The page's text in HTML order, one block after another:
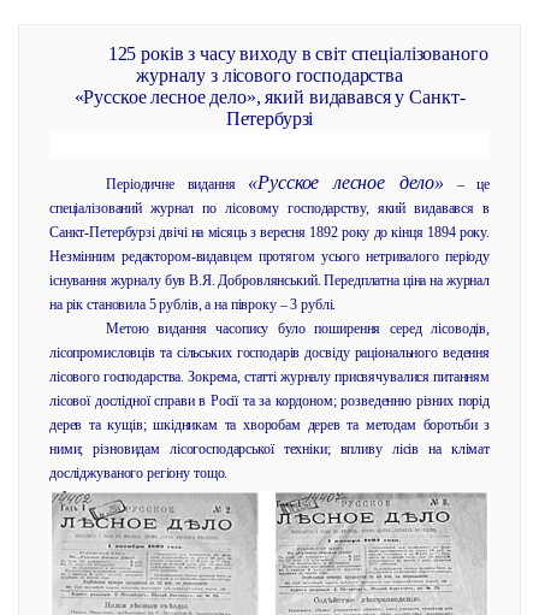
125 років з часу виходу в світ спеціалізованого
журналу з лісового господарства
«Русское лесное дело», який видавався у Санкт-
Петербурзі
Періодичне видання «Русское лесное дело» – це
спеціалізований журнал по лісовому господарству, який видавався в
Санкт-Петербурзі двічі на місяць з вересня 1892 року до кінця 1894 року.
Незмінним редактором-видавцем протягом усього нетривалого періоду
існування журналу був В.Я. Добровлянський. Передплатна ціна на журнал
на рік становила 5 рублів, а на півроку – 3 рублі.
Метою видання часопису було поширення серед лісоводів,
лісопромисловців та сільських господарів досвіду раціонального ведення
лісового господарства. Зокрема, статті журналу присвячувалися питанням
лісової дослідної справи в Росії та за кордоном; розведенню різних порід
дерев та кущів; шкідникам та хворобам дерев та методам боротьби з
ними; різновидам лісогосподарської техніки; впливу лісів на клімат
досліджуваного регіону тощо.